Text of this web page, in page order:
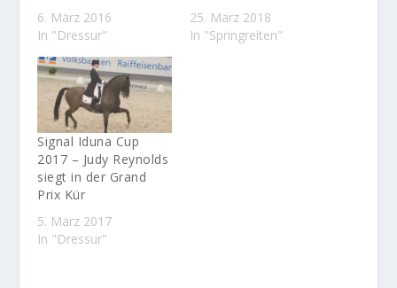
6. März 2016
In "Dressur"
25. März 2018
In "Springreiten"
Signal Iduna Cup
2017 – Judy Reynolds
siegt in der Grand
Prix Kür
5. März 2017
In "Dressur"